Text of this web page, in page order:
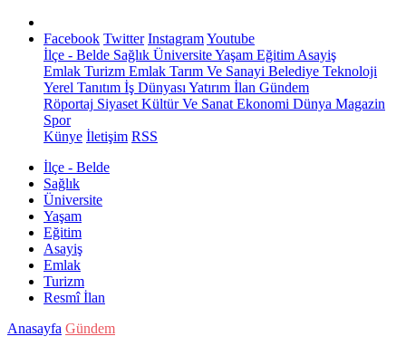
Facebook Twitter InstagramYoutube
İlçe - Belde Sağlık ÜniversiteYaşam Eğitim Asayiş
Emlak Turizm Emlak Tarım Ve Sanayi Belediye Teknoloji
Yerel Tanıtım İş Dünyası Yatırım İlan Gündem
Röportaj Siyaset Kültür Ve Sanat Ekonomi Dünya Magazin
Spor
Künye İletişim RSS
İlçe - Belde
Sağlık
Üniversite
Yaşam
Eğitim
Asayiş
Emlak
Turizm
Resmî İlan
Anasayfa Gündem